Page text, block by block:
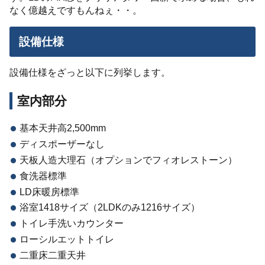
なく億越えですもんねぇ・・。
設備仕様
設備仕様をざっと以下に列挙します。
室内部分
基本天井高2,500mm
ディスポーザーなし
天板人造大理石（オプションでフィオレストーン）
食洗器標準
LD床暖房標準
浴室1418サイズ（2LDKのみ1216サイズ）
トイレ手洗いカウンター
ローシルエットトイレ
二重床二重天井